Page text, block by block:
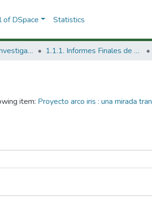
of DSpace Statistics
1.1 Productos de investigación 1.1.1. Informes Finales de Proyectos de Investigación
item: Proyecto arco iris : una mirada